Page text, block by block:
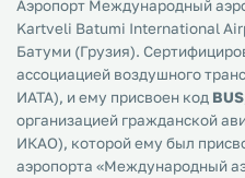
Аэропорт Международный
Kartveli Batumi International
Батуми (Грузия).
ассоциацией воздушного
ИАТА), и ему присвоен код BUS
организацией гражданской
ИКАО), которой ему был
аэропорта «Международный